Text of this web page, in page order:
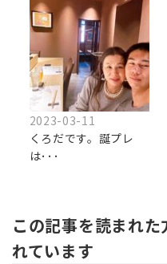
2023-03-11
くろだです。誕プレ
は･･･
この記事を読まれ
れています